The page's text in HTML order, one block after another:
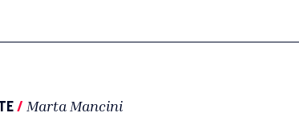
/ Marta Mancini